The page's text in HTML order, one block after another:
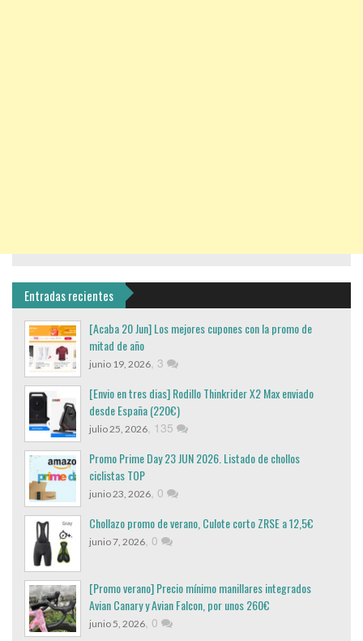
Entradas recientes
[Acaba 20 Jun] Los mejores cupones con la promo de
mitad de año
junio 19, 2026, 3
[Envio en tres dias] Rodillo Thinkrider X2 Max enviado
desde España (220€)
julio 25, 2026, 135
Promo Prime Day 23 JUN 2026. Listado de chollos
ciclistas TOP
junio 23, 2026, 0
Chollazo promo de verano, Culote corto ZRSE a 12,5€
junio 7, 2026, 0
[Promo verano] Precio mínimo manillares integrados
Avian Canary y Avian Falcon, por unos 260€
junio 5, 2026, 0